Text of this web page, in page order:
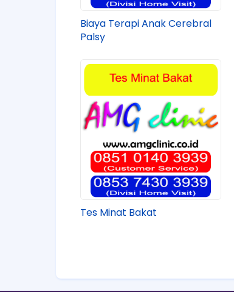
Biaya Terapi Anak Cerebral
Palsy
Tes Minat Bakat